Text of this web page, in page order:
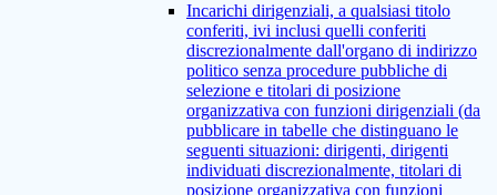
Incarichi dirigenziali, a qualsiasi titolo
conferiti, ivi inclusi quelli conferiti
discrezionalmente dall'organo di indirizzo
politico senza procedure pubbliche di
selezione e titolari di posizione
organizzativa con funzioni dirigenziali (da
pubblicare in tabelle che distinguano le
seguenti situazioni: dirigenti, dirigenti
individuati discrezionalmente, titolari di
posizione organizzativa con funzioni